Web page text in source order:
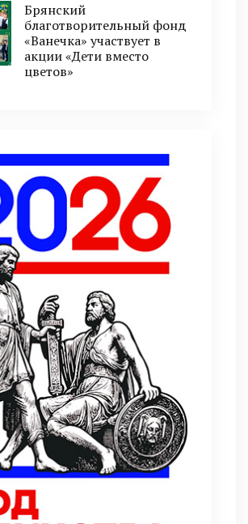
Брянский
благотворительный фонд
«Ванечка» участвует в
акции «Дети вместо
цветов»